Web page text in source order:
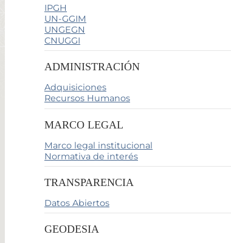
IPGH
UN-GGIM
UNGEGN
CNUGGI
ADMINISTRACIÓN
Adquisiciones
Recursos Humanos
MARCO LEGAL
Marco legal institucional
Normativa de interés
TRANSPARENCIA
Datos Abiertos
GEODESIA